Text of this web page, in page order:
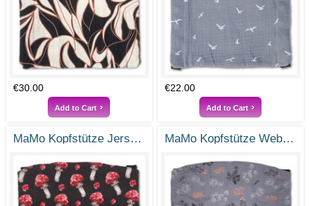
€30.00
Add to Cart
€22.00
Add to Cart
MaMo Kopfstütze Jersey Glückspilz MaMo Kopfstütze Webstoff Bronzezweige